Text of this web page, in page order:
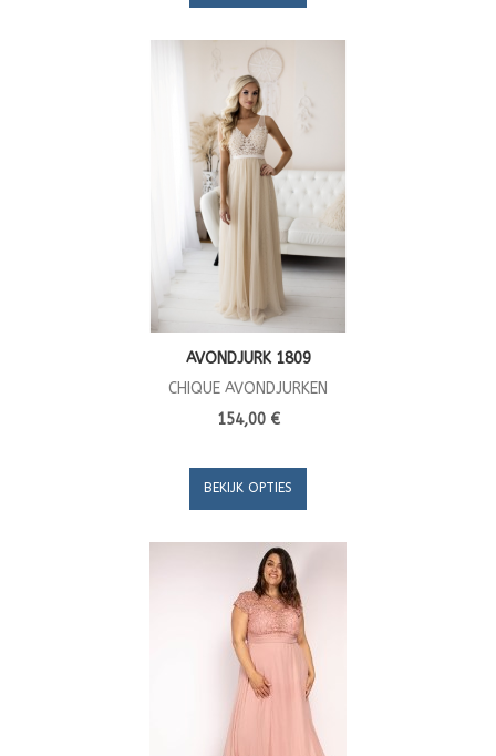
AVONDJURK 1809
CHIQUE AVONDJURKEN
154,00 €
BEKIJK OPTIES